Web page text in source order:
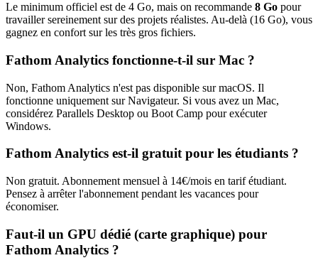
Le minimum officiel est de 4 Go, mais on recommande 8 Go pour
travailler sereinement sur des projets réalistes. Au-delà (16 Go), vous
gagnez en confort sur les très gros fichiers.
Fathom Analytics fonctionne-t-il sur Mac ?
Non, Fathom Analytics n'est pas disponible sur macOS. Il
fonctionne uniquement sur Navigateur. Si vous avez un Mac,
considérez Parallels Desktop ou Boot Camp pour exécuter
Windows.
Fathom Analytics est-il gratuit pour les étudiants ?
Non gratuit. Abonnement mensuel à 14€/mois en tarif étudiant.
Pensez à arrêter l'abonnement pendant les vacances pour
économiser.
Faut-il un GPU dédié (carte graphique) pour
Fathom Analytics ?